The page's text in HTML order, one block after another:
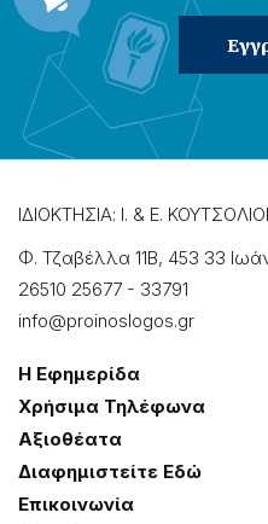
ΙΔΙΟΚΤΗΣΙΑ: Ι. & Ε.
Φ. Τζαβέλλα 11Β, 453 33
26510 25677 - 33791
info@proinoslogos.gr
Η Εφημερίδα
Χρήσɩμα Τηλέφωνα
Αξɩοθέατα
Δɩαφημɩστείτε Εδώ
Επɩκοɩνωνία